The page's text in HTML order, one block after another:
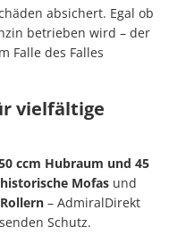
absichert. Egal ob
betrieben wird – der
Falle des Falles
vielfältige
ccm Hubraum und 45
historische Mofas und
– AdmiralDirekt
Schutz.